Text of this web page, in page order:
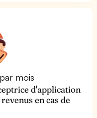
mois
d'application
en cas de